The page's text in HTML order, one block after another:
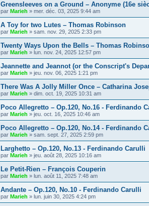
Greensleeves on a Ground – Anonyme (16e
par Marieh » mer. déc. 03, 2025 9:44 am
A Toy for two Lutes – Thomas Robinson
par Marieh » sam. nov. 29, 2025 2:33 pm
Twenty Ways Upon the Bells – Thomas
par Marieh » lun. nov. 24, 2025 12:57 pm
Jeannette and Jeannot (or the Conscript's
par Marieh » jeu. nov. 06, 2025 1:21 pm
There Was A Jolly Miller Once – Catharina
par Marieh » dim. oct. 19, 2025 10:31 am
Poco Allegretto – Op.120, No.16 - Ferdinando
par Marieh » jeu. oct. 16, 2025 10:46 am
Poco Allegretto – Op.120, No.14 - Ferdinando
par Marieh » sam. sept. 27, 2025 2:59 pm
Larghetto – Op.120, No.13 - Ferdinando Carulli
par Marieh » jeu. août 28, 2025 10:16 am
Le Petit-Rien – François Couperin
par Marieh » lun. août 11, 2025 7:48 am
Andante – Op.120, No.10 - Ferdinando Carulli
par Marieh » lun. juin 30, 2025 4:24 pm